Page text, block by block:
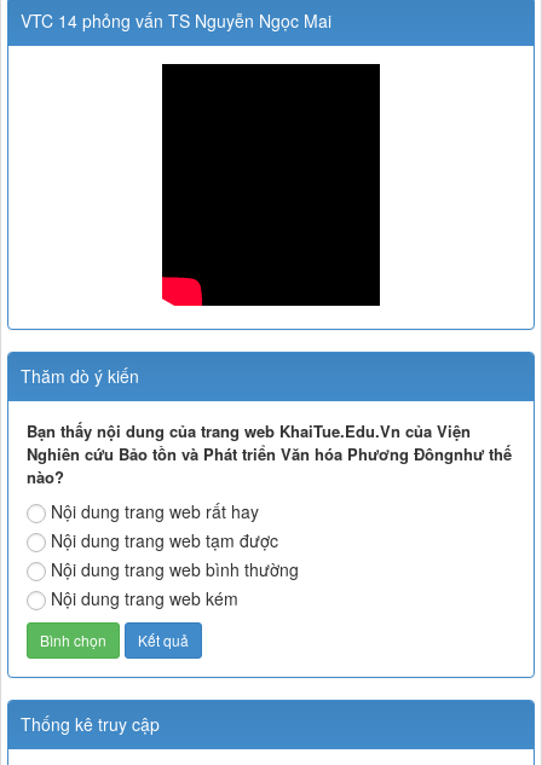
VTC 14 phỏng vấn TS Nguyễn Ngọc Mai
Thăm dò ý kiến
Bạn thấy nội dung của trang web KhaiTue.Edu.Vn của Viện
Nghiên cứu Bảo tồn và Phát triển Văn hóa Phương Đôngnhư thế
nào?
Nội dung trang web rất hay
Nội dung trang web tạm được
Nội dung trang web bình thường
Nội dung trang web kém
Thống kê truy cập